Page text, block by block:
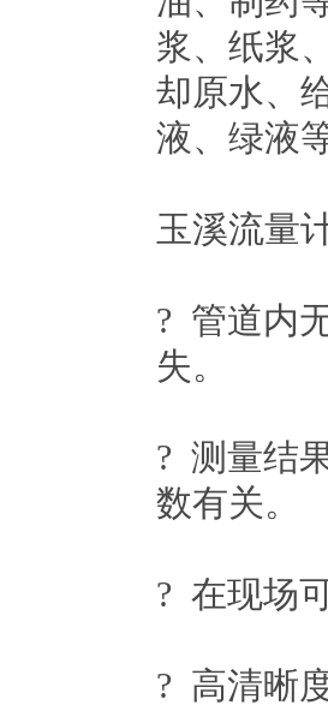
浆、纸浆
却原水、
液、绿液
玉溪流量
? 管道内
失。
? 测量结
数有关。
? 在现场
? 高清晰